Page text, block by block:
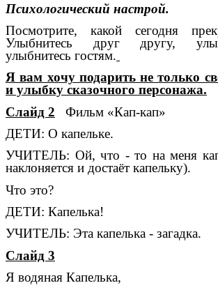
Психологический настрой.
Посмотрите, какой сегодня
Улыбнитесь друг другу,
улыбнитесь гостям.
Я вам хочу подарить не только
и улыбку сказочного персонажа.
Слайд 2 Фильм «Кап-кап»
ДЕТИ: О капельке.
УЧИТЕЛЬ: Ой, что - то на меня
наклоняется и достаёт капельку).
Что это?
ДЕТИ: Капелька!
УЧИТЕЛЬ: Эта капелька - загадка.
Слайд 3
Я водяная Капелька,